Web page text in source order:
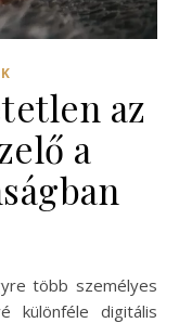
az
a
különféle digitális